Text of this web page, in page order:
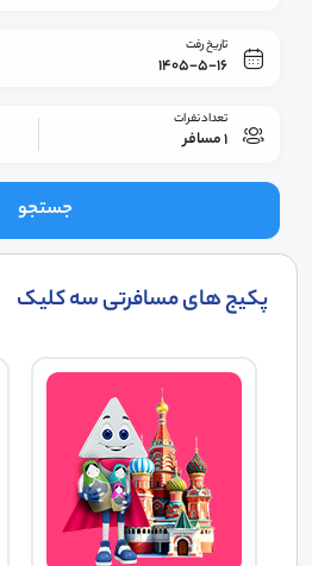
تاریخ رفت
1405-5-16
تعداد نفرات
1 مسافر
جستجو
پکیج های مسافرتی سه کلیک